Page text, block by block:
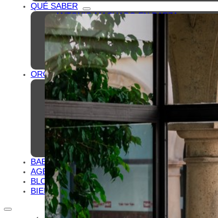
QUÉ SABER
ANTONIO MACHADO EN BAEZA
BAEZA PLATÓ DE CINE
BAEZA, CIUDAD UNIVERSITARIA
TURISMO DE CONGRESOS EN BAEZA
TURISMO FAMILIAR EN BAEZA
REDES COLABORATIVAS BAEZA
ORGANIZA TU VISITA
ALOJAMIENTOS
RESTAURANTES
OTROS SERVICIOS TURÍSTICOS
CÓMO LLEGAR A BAEZA
APARCAMIENTO Y TRANSPORTE
OFICINA DE TURISMO
BAEZA ACCESIBLE
BAEZA, PATRIMONIO MUNDIAL
AGENDA CULTURAL
BLOG
BIENVENIDOS A BAEZA